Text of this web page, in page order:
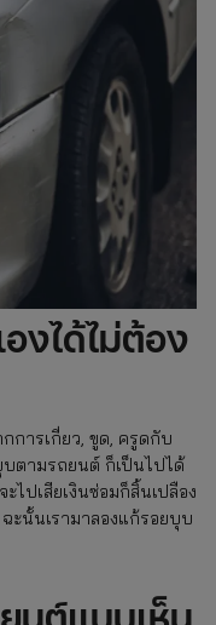
งได้ไม่ต้อง
การเกี่ยว, ขูด, ครูดกับ
บตามรถยนต์ ก็เป็นไปได้
ไปเสียเงินซ่อมก็สิ้นเปลือง
ะนั้นเรามาลองแก้รอยบุบ